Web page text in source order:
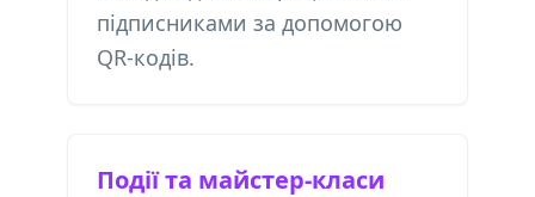
підписниками за допомогою
QR-кодів.
Події та майстер-класи